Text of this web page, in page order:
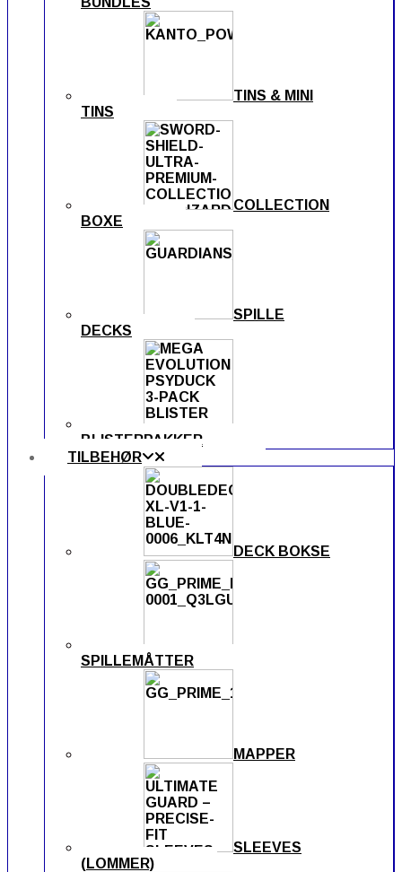
TINS & MINI
TINS
COLLECTION
BOXE
SPILLE
DECKS
BLISTERPAKKER
TILBEHØR
DECK BOKSE
SPILLEMÅTTER
MAPPER
SLEEVES
(LOMMER)